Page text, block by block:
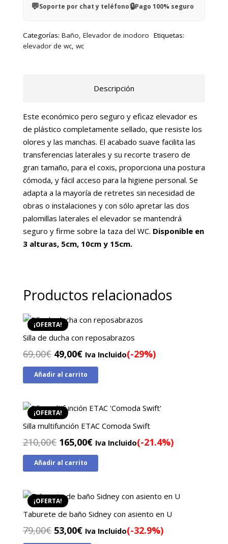
💬Soporte por chat y teléfono🔒Pago 100% seguro
Categorías: Baño, Elevador de inodoro Etiquetas:
elevador de wc, wc
Descripción
Este económico pero seguro y eficaz elevador es
de plástico completamente sellado, que resiste los
olores y las manchas. El acabado suave facilita las
transferencias laterales y su recorte trasero de
gran tamaño, para el coxis, proporciona una postura
cómoda, y fácil acceso para la higiene personal. Se
adapta a la mayoría de retretes sin necesidad de
obras o instalaciones y con sólo apretar las dos
palomillas laterales el elevador se mantendrá
seguro y firme sobre la taza del WC. Disponible en
3 alturas, 5cm, 10cm y 15cm.
Productos relacionados
¡OFERTA!
Silla de ducha con reposabrazos
69,00€ El
precio
original
69,00€.
49,00€El
precio
actual
49,00€.
Iva Incluido(-29%)
Añadir al carrito
¡OFERTA!
Silla multifunción ETAC Comoda Swift
210,00€ El
precio
original
210,00€.
165,00€El
precio
165,00€.
Iva Incluido(-21.4%)
Añadir al carrito
¡OFERTA!
Taburete de baño Sidney con asiento en U
79,00€ El
53,00€ElIva Incluido(-32.9%)